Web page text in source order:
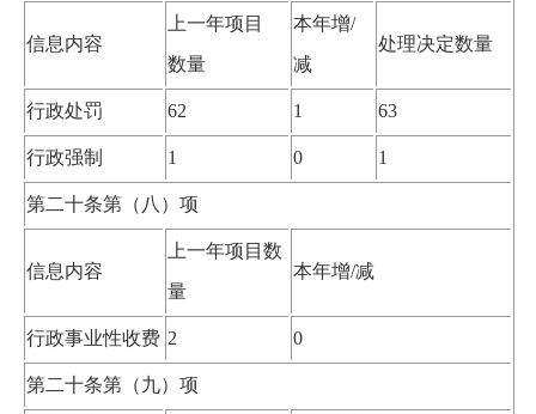
信息内容
上一年项目
数量
本年增/
减
处理决定数量
行政处罚 62 1 63
行政强制 1 0 1
第二十条第（八）项
信息内容
上一年项目数
量
本年增/减
行政事业性收费 2 0
第二十条第（九）项